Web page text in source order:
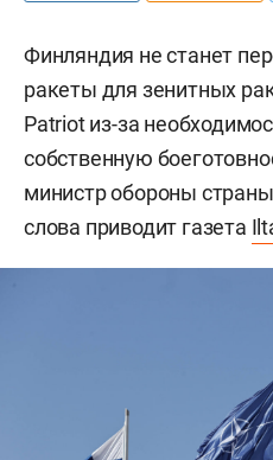
Финляндия не станет
ракеты для зенитных
Patriot из-за
собственную
министр обороны
слова приводит газета